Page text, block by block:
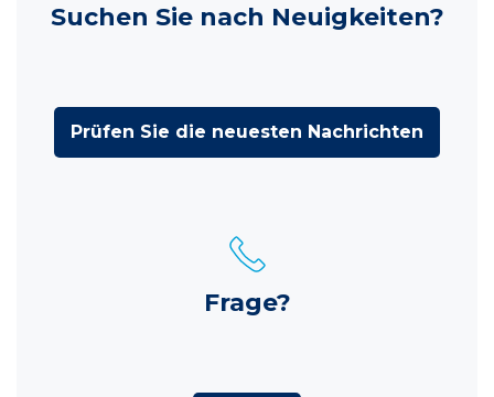
Suchen Sie nach Neuigkeiten?
Prüfen Sie die neuesten Nachrichten
Frage?